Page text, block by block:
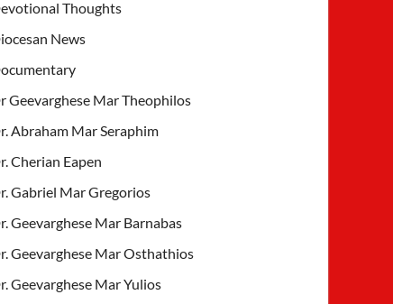
Thoughts
News
Geevarghese Mar Theophilos
Abraham Mar Seraphim
Cherian Eapen
Gabriel Mar Gregorios
Geevarghese Mar Barnabas
Geevarghese Mar Osthathios
Geevarghese Mar Yulios